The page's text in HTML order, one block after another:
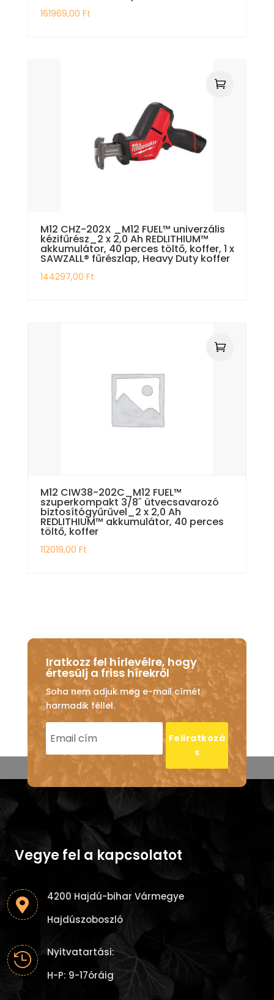
161969,00 Ft
M12 CHZ-202X _M12 FUEL™ univerzális
kézifűrész_2 x 2,0 Ah REDLITHIUM™
akkumulátor, 40 perces töltő, koffer, 1 x
SAWZALL® fűrészlap, Heavy Duty koffer
144297,00 Ft
M12 CIW38-202C_M12 FUEL™
szuperkompakt 3/8˝ ütvecsavarozó
biztosítógyűrűvel_2 x 2,0 Ah
REDLITHIUM™ akkumulátor, 40 perces
töltő, koffer
112019,00 Ft
Iratkozz fel hírlevélre, hogy
értesülj a friss hírekről
Soha nem adjuk meg e-mail címét
harmadik féllel.
Feliratkozá
s
Vegye fel a kapcsolatot

4200 Hajdú-bihar Vármegye
Hajdúszoboszló

Nyitvatartási:
H-P: 9-17óráig